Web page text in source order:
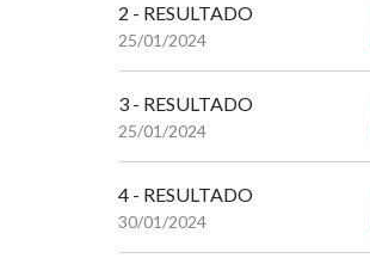
2 - RESULTADO
25/01/2024
3 - RESULTADO
25/01/2024
4 - RESULTADO
30/01/2024